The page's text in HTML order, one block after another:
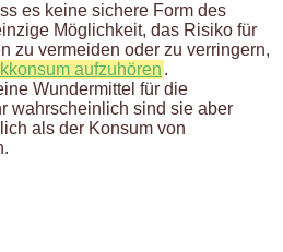
es keine sichere Form des
Möglichkeit, das Risiko für
zu vermeiden oder zu verringern,
aufzuhören .
Wundermittel für die
wahrscheinlich sind sie aber
als der Konsum von